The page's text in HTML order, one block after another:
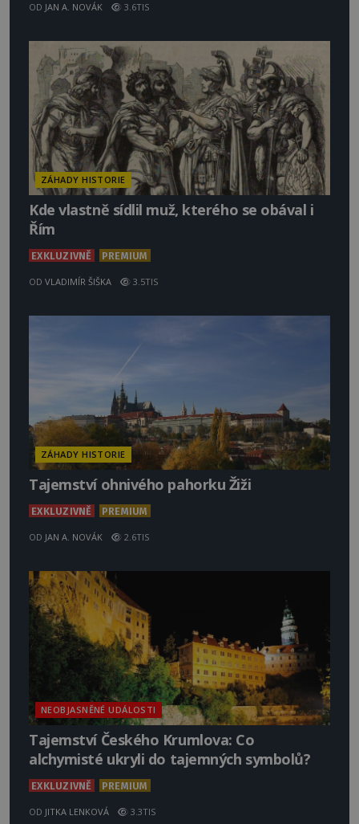
OD JAN A. NOVÁK 3.6TIS
ZÁHADY HISTORIE
Kde vlastně sídlil muž, kterého se obával i
Řím
EXKLUZIVNĚ PREMIUM
OD VLADIMÍR ŠIŠKA 3.5TIS
ZÁHADY HISTORIE
Tajemství ohnivého pahorku Žiži
EXKLUZIVNĚ PREMIUM
OD JAN A. NOVÁK 2.6TIS
NEOBJASNĚNÉ UDÁLOSTI
Tajemství Českého Krumlova: Co
alchymisté ukryli do tajemných symbolů?
EXKLUZIVNĚ PREMIUM
OD JITKA LENKOVÁ 3.3TIS